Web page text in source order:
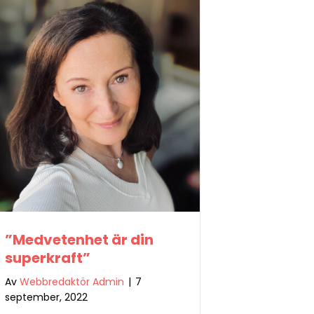
”Medvetenhet är din
superkraft”
Av Webbredaktör Admin | 7
september, 2022